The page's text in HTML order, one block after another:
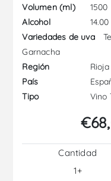
Volumen (ml)
1500
Alcohol
14.00
Variedades de uva
Garnacha
Región
País
Tipo
Vino
Cantidad
1+